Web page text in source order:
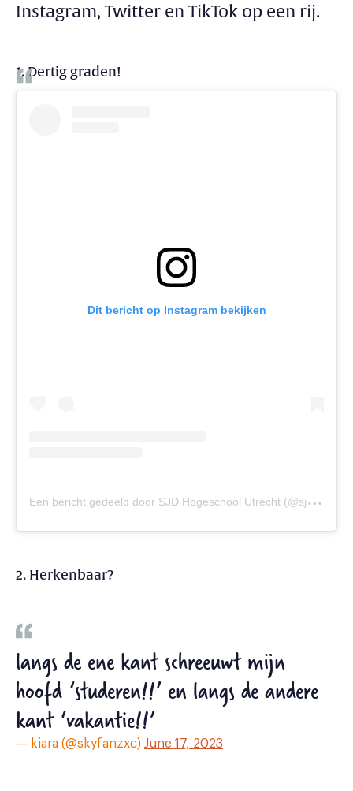
Instagram, Twitter en TikTok op een rij.
1. Dertig graden!
Dit bericht op Instagram bekijken
E
en bericht gedeeld door SJD Hogeschool Utrecht (@sjdutrecht)
2. Herkenbaar?
langs de ene kant schreeuwt mijn
hoofd ‘studeren!!’ en langs de andere
kant ‘vakantie!!’
— kiara (@skyfanzxc) June 17, 2023